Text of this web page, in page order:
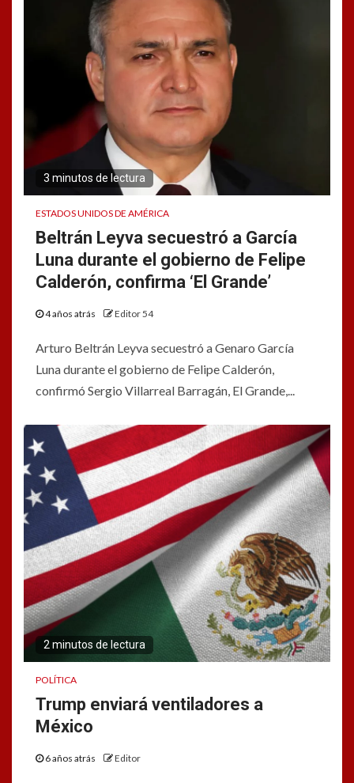
3 minutos de lectura
ESTADOS UNIDOS DE AMÉRICA
Beltrán Leyva secuestró a García
Luna durante el gobierno de Felipe
Calderón, confirma ‘El Grande’
4 años atrás Editor 54
Arturo Beltrán Leyva secuestró a Genaro García
Luna durante el gobierno de Felipe Calderón,
confirmó Sergio Villarreal Barragán, El Grande,...
2 minutos de lectura
POLÍTICA
Trump enviará ventiladores a
México
6 años atrás Editor